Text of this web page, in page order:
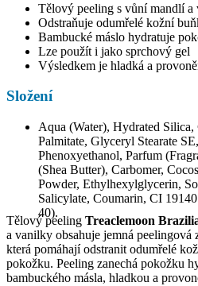
Tělový peeling s vůní mandlí a
Odstraňuje odumřelé kožní
Bambucké máslo hydratuje
Lze použít i jako sprchový gel
Výsledkem je hladká a
Složení
Aqua (Water), Hydrated
Palmitate, Glyceryl Stearate
Phenoxyethanol, Parfum
(Shea Butter), Carbomer,
Powder, Ethylhexylglycerin,
Salicylate, Coumarin, CI
40).
Tělový peeling Treaclemoon
a vanilky obsahuje jemná peelingová
která pomáhají odstranit odumřelé
pokožku. Peeling zanechá pokožku
bambuckého másla, hladkou a